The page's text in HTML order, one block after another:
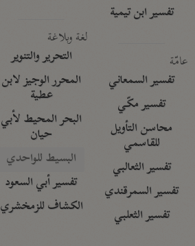
تفسير ابن تيمية
عامّة
تفسير السمعاني
تفسير مكّي
محاسن التأويل
للقاسمي
تفسير الثعالبي
تفسير السمرقندي
تفسير الثعلبي
لغة وبلاغة
التحرير والتنوير
المحرر الوجيز لابن
عطية
البحر المحيط لأبي
حيان
البسيط للواحدي
تفسير أبي السعود
الكشاف للزمخشري